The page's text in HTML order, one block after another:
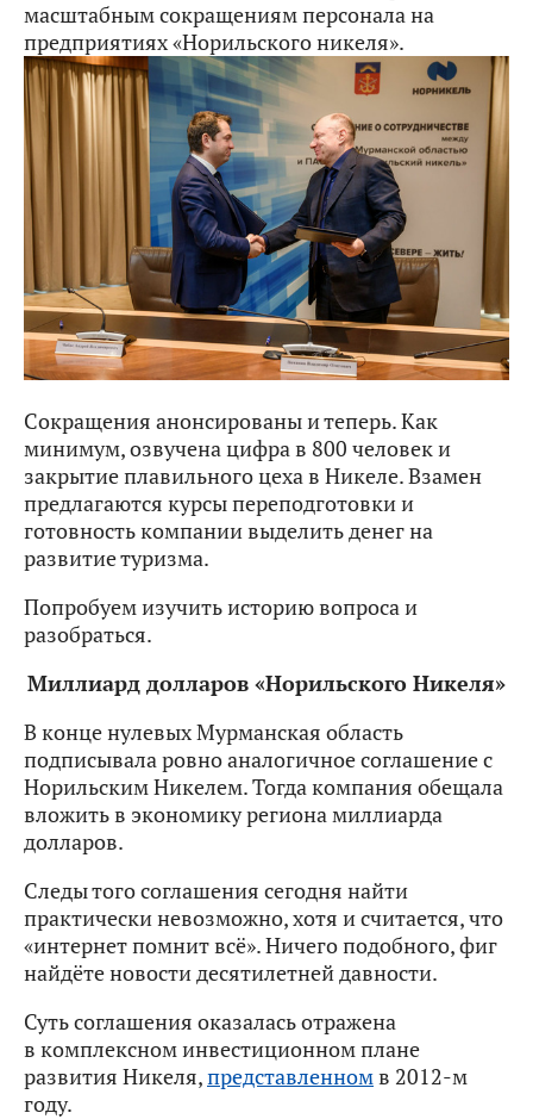
масштабным сокращениям персонала на
предприятиях «Норильского никеля».
Сокращения анонсированы и теперь. Как
минимум, озвучена цифра в 800 человек и
закрытие плавильного цеха в Никеле. Взамен
предлагаются курсы переподготовки и
готовность компании выделить денег на
развитие туризма.
Попробуем изучить историю вопроса и
разобраться.
Миллиард долларов «Норильского Никеля»
В конце нулевых Мурманская область
подписывала ровно аналогичное соглашение с
Норильским Никелем. Тогда компания обещала
вложить в экономику региона миллиарда
долларов.
Следы того соглашения сегодня найти
практически невозможно, хотя и считается, что
«интернет помнит всё». Ничего подобного, фиг
найдёте новости десятилетней давности.
Суть соглашения оказалась отражена
в комплексном инвестиционном плане
развития Никеля,представленномв 2012-м
году.